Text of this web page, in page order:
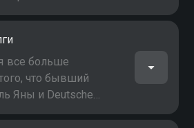
Яне о себе. Но
все больше
что бывший
Яны и Deutsche
хотят слиться. Но что